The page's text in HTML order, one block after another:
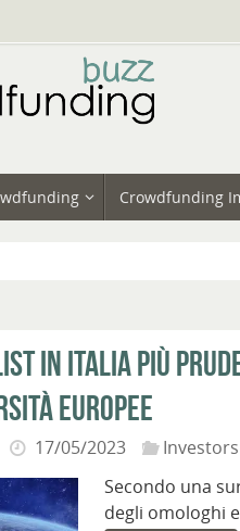
Crowdfunding
in Italia più
europee
17/05/2023
Investors
Secondo una
degli omologhi